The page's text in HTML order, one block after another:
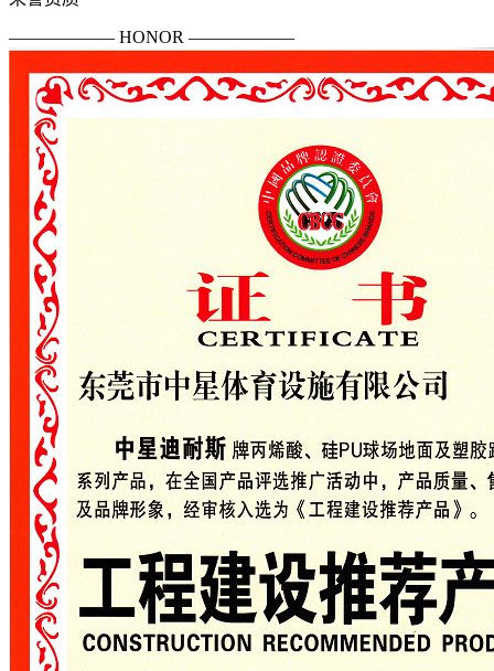
—————— HONOR ——————